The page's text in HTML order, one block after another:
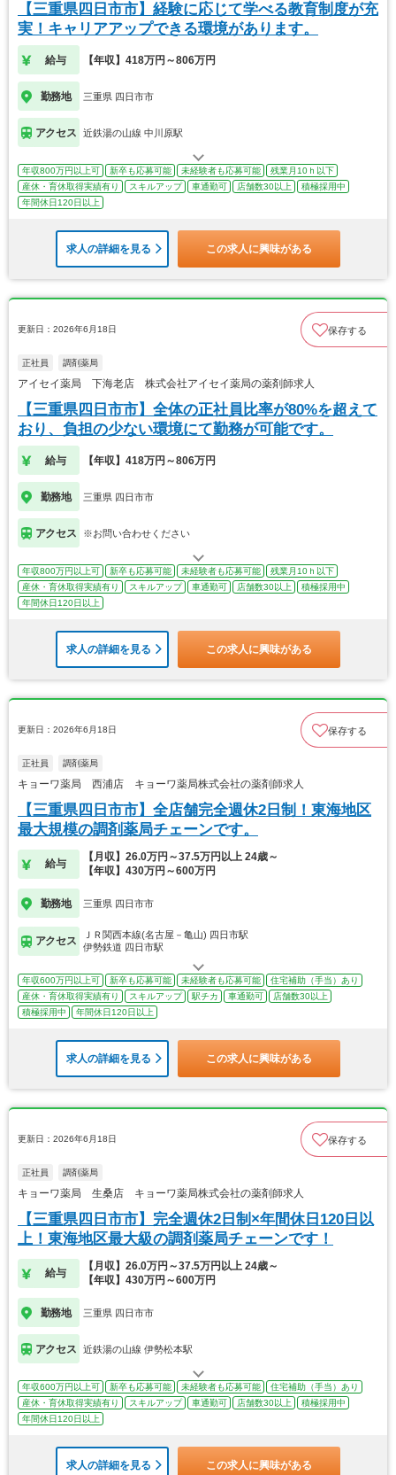
【三重県四日市市】経験に応じて学べる教育制度が充
実！キャリアアップできる環境があります。
給与 【年収】418万円～806万円
勤務地 三重県 四日市市
アクセス 近鉄湯の山線 中川原駅
年収800万円以上可 新卒も応募可能 未経験者も応募可能
残業月10ｈ以下
産休・育休取得実績有り
スキルアップ 車通勤可 店舗数30以上
積極採用中
年間休日120日以上
求人の詳細を見る この求人に興味がある
更新日：2026年6月18日 保存する
正社員 調剤薬局
アイセイ薬局 下海老店 株式会社アイセイ薬局の薬剤師求人
【三重県四日市市】全体の正社員比率が80%を超えて
おり、負担の少ない環境にて勤務が可能です。
給与 【年収】418万円～806万円
勤務地 三重県 四日市市
アクセス ※お問い合わせください
年収800万円以上可 新卒も応募可能 未経験者も応募可能
残業月10ｈ以下
産休・育休取得実績有り
スキルアップ 車通勤可 店舗数30以上
積極採用中
年間休日120日以上
求人の詳細を見る この求人に興味がある
更新日：2026年6月18日 保存する
正社員 調剤薬局
キョーワ薬局 西浦店 キョーワ薬局株式会社の薬剤師求人
【三重県四日市市】全店舗完全週休2日制！東海地区
最大規模の調剤薬局チェーンです。
給与
【月収】26.0万円～37.5万円以上 24歳～
【年収】430万円～600万円
勤務地 三重県 四日市市
アクセス
ＪＲ関西本線(名古屋－亀山) 四日市駅
伊勢鉄道 四日市駅
年収600万円以上可 新卒も応募可能 未経験者も応募可能
住宅補助（手当）あり
産休・育休取得実績有り
スキルアップ 駅チカ 車通勤可
店舗数30以上
積極採用中
年間休日120日以上
求人の詳細を見る この求人に興味がある
更新日：2026年6月18日 保存する
正社員 調剤薬局
キョーワ薬局 生桑店 キョーワ薬局株式会社の薬剤師求人
【三重県四日市市】完全週休2日制×年間休日120日以
上！東海地区最大級の調剤薬局チェーンです！
給与
【月収】26.0万円～37.5万円以上 24歳～
【年収】430万円～600万円
勤務地 三重県 四日市市
アクセス 近鉄湯の山線 伊勢松本駅
年収600万円以上可 新卒も応募可能 未経験者も応募可能
住宅補助（手当）あり
産休・育休取得実績有り
スキルアップ 車通勤可 店舗数30以上
積極採用中
年間休日120日以上
求人の詳細を見る この求人に興味がある